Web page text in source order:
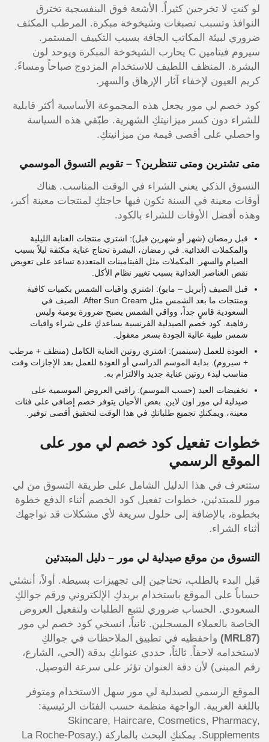
لو كنتِ لا تخرجين كثيراً. الأشعة فوق البنفسجية تخترق
النوافذ وتسبب تصبغات وشيخوخة مبكرة. المرطب المكثف
ضروري لبيئة المكاتب الجافة بسبب التكييف المستمر.
سيروم فيتامين C يحارب الشيخوخة المبكرة ويوحد لون
البشرة. المنظف اللطيف للاستخدام المزدوج صباحاً ومساءً.
كريم العيون لإخفاء آثار الإرهاق والسهر.
كود خصم لي مور يجعل هذه المجموعة الأساسية أكثر قابلية
للشراء دون كسر ميزانيتكِ الشهرية. طبّقي هذه السياسة
واحصلي على أقصى قيمة من ميزانيتكِ.
متى تشترين ومتى تنتظرين؟ – تقويم التسوق الموسمي
التسوق الذكي يعني الشراء في الوقت المناسب. هناك
أوقات معينة في السنة تكون فيها حاجتكِ لمنتجات معينة أكبر،
وهذه أفضل الأوقات للشراء بالكود.
قبل رمضان (شهر أو شهرين قبل): اشتري منتجات العناية الليلية
والمكملات الغذائية. في رمضان، البشرة تحتاج عناية مكثفة ليلاً بسبب
الصيام والسهر. المكملات مثل الفيتامينات المتعددة تساعد على تعويض
نقص العناصر الغذائية بسبب تغيير نظام الأكل.
قبل الصيف (أبريل – مايو): اشتري واقيات الشمس بكميات كافية
ومنتجات ما بعد الشمس مثل After Sun Cream. الصيف في
السعودية قاسٍ جداً، وواقي الشمس يصبح ضرورة يومية وليس
رفاهية. كود خصم الصيدلية الفرنسية يساعدكِ على شراء واقيات
شمس طبية عالية الجودة بسعر معقول.
العودة للعمل (سبتمبر): اشتري روتين العناية الكامل (منظف + مرطب
+ سيروم). بداية الموسم الدراسي أو العودة للعمل بعد الإجازات وقت
مناسب لبدء روتين عناية جديد والالتزام به.
تخفيضات العيد (حسب الموسم): راقبي العروض الموسمية على
صيدلية لي مور اون لاين. بعض الأحيان يتوفر خصم إضافي على فئات
معينة، ويمكنكِ تجميع طلباتكِ في هذا الوقت لتحقيق أقصى توفير.
خطوات تفعيل كود خصم لي مور على
الموقع الرسمي
ستتعرف في هذا الدليل الشامل على طريقة التسوق من لي
مور للمبتدئين، خطوات تفعيل كود الخصم أثناء الدفع خطوة
بخطوة، بالإضافة إلى حلول سريعة لأي مشكلات قد تواجهك
أثناء الشراء.
التسوق من موقع صيدلية لي مور – دليل المبتدئين
قبل البدء بالطلب، تحتاجين إلى تجهيزات بسيطة. أولاً، أنشئي
حساباً على الموقع باستخدام بريدكِ الإلكتروني ورقم جوالكِ
السعودي. الحساب ضروري لتتبع الطلبات ولتفعيل العروض
الخاصة بالعملاء المسجلين. ثانياً، انسخي كود خصم لي مور
(MRL87)
واحفظيه في تطبيق الملاحظات في جوالكِ
لاستخدامه لاحقاً. ثالثاً، حددي عنوانكِ بدقة (الحي، الشارع،
رقم المبنى) لأن دقة العنوان تؤثر على سرعة التوصيل.
الموقع الرسمي لصيدلية لي مور سهل الاستخدام ومتوفر
باللغة العربية. الواجهة منظمة حسب الفئات الرئيسية:
Skincare, Haircare, Cosmetics, Pharmacy,
Supplements. يمكنكِ البحث بالماركة (La Roche-Posay,